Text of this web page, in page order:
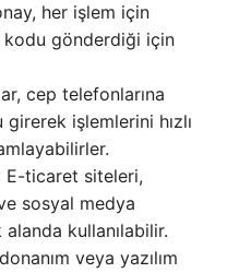
her işlem için
gönderdiği için
cep telefonlarına
işlemlerini hızlı
E-ticaret siteleri,
sosyal medya
kullanılabilir.
veya yazılım